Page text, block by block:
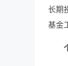
长期
基金